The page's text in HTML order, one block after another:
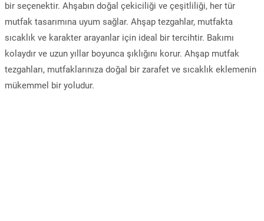
bir seçenektir. Ahşabın doğal çekiciliği ve çeşitliliği, her tür
mutfak tasarımına uyum sağlar. Ahşap tezgahlar, mutfakta
sıcaklık ve karakter arayanlar için ideal bir tercihtir. Bakımı
kolaydır ve uzun yıllar boyunca şıklığını korur. Ahşap mutfak
tezgahları, mutfaklarınıza doğal bir zarafet ve sıcaklık eklemenin
mükemmel bir yoludur.